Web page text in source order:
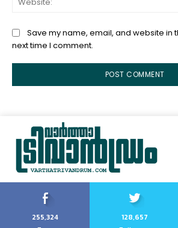
Save my name, email, and website in
next time I comment.
255,324
128,657